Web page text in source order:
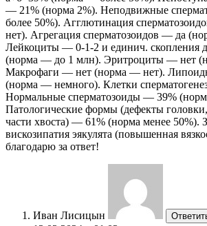
— 21% (норма 2%). Неподвижные
более 50%). Агглютинация
нет). Агрегация сперматозоидов — да
Лейкоциты — 0-1-2 и единич. скопления
(норма — до 1 млн). Эритроциты — нет
Макрофаги — нет (норма — нет).
(норма — немного). Клетки
Нормальные сперматозоиды — 39%
Патологические формы (дефекты
части хвоста) — 61% (норма менее 50%).
вискозипатия эякулята (повышенная
благодарю за ответ!
Иван Лисицын